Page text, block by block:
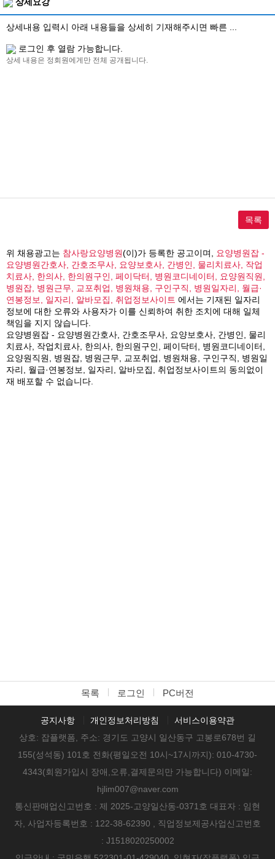
상세내용 입력시 아래 내용들을 상세히 기재해주시면 빠른 ...
로그인 후 열람 가능합니다.
상세 내용은 정회원에게만 전체 공개됩니다.
목록
위 채용광고는 참사랑요양병원(이)가 등록한 공고이며,
요양병원잡 -
요양병원간호사, 간호조무사, 요양보호사, 간병인, 물리치료사, 작업
치료사, 한의사, 한의원구인, 페이닥터, 병원코디네이터, 요양원직원,
병원잡, 병원근무, 교포취업, 병원채용, 구인구직, 병원일자리, 월급·
연봉정보, 일자리, 알바모집, 취업정보사이트 에서는 기재된 일자리
정보에 대한 오류와 사용자가 이를 신뢰하여 취한 조치에 대해 일체
책임을 지지 않습니다.
요양병원잡 - 요양병원간호사, 간호조무사, 요양보호사, 간병인, 물리
치료사, 작업치료사, 한의사, 한의원구인, 페이닥터, 병원코디네이터,
요양원직원, 병원잡, 병원근무, 교포취업, 병원채용, 구인구직, 병원일
자리, 월급·연봉정보, 일자리, 알바모집, 취업정보사이트의 동의없이
재 배포할 수 없습니다.
목록 로그인 PC버전
공지사항 개인정보처리방침
서비스이용약관
상호: 잡플랫폼, 주소: 경기도 고양시 일산동구 고봉로678번 길
155(성석동) 101호 전화(평일오전 10시~17시까지): 010-4730-
4343(회원가입시 장애,오류,결제문의만 가능합니다) 이메일:
hjlim007@naver.com
통신판매업신고번호 : 제 2025-고양일산동-0371호 대표자 : 임현
자, 사업자등록번호 : 122-38-62390 , 직업정보제공사업신고번호
: J1518020250002